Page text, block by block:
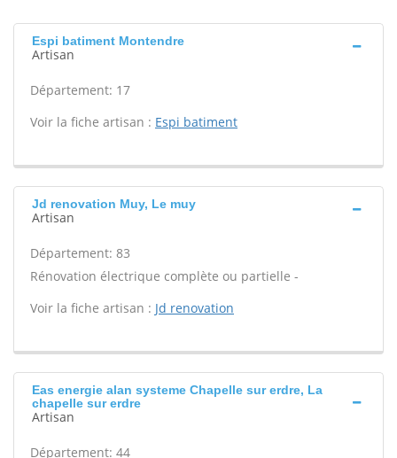
Espi batiment Montendre
Artisan
Département: 17
Voir la fiche artisan : Espi batiment
Jd renovation Muy, Le muy
Artisan
Département: 83
Rénovation électrique complète ou partielle -
Voir la fiche artisan : Jd renovation
Eas energie alan systeme Chapelle sur erdre, La
chapelle sur erdre
Artisan
Département: 44